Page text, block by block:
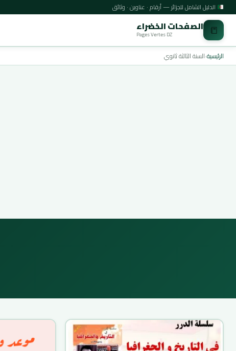
الدليل الشامل للجزائر — أرقام · عناوين · وثائق
📒 الصفحات الخضراء
Pages Vertes DZ
الرئيسية›السنة الثالثة ثانوي